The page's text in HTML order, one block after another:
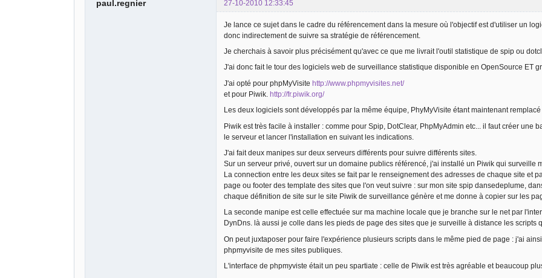
paul.regnier 27-10-2010 12:33:45
Je lance ce sujet dans le cadre du référencement dans la mesure où l'objectif est d'utiliser un
donc indirectement de suivre sa stratégie de référencement.
Je cherchais à savoir plus précisément qu'avec ce que me livrait l'outil statistique de spip ou
J'ai donc fait le tour des logiciels web de surveillance statistique disponible en OpenSource ET
J'ai opté pour phpMyVisite http://www.phpmyvisites.net/
et pour Piwik. http://fr.piwik.org/
Les deux logiciels sont développés par la même équipe, PhyMyVisite étant maintenant
Piwik est très facile à installer : comme pour Spip, DotClear, PhpMyAdmin etc... il faut créer une
le serveur et lancer l'installation en suivant les indications.
J'ai fait deux manipes sur deux serveurs différents pour suivre différents sites.
Sur un serveur privé, ouvert sur un domaine publics référencé, j'ai installé un Piwik qui surveille
La connection entre les deux sites se fait par le renseignement des adresses de chaque site et
page ou footer des template des sites que l'on veut suivre : sur mon site spip dansedeplume,
chaque définition de site sur le site Piwik de surveillance génère et me donne à copier sur les
La seconde manipe est celle effectuée sur ma machine locale que je branche sur le net par
DynDns. là aussi je colle dans les pieds de page des sites que je surveille à distance les
On peut juxtaposer pour faire l'expérience plusieurs scripts dans le même pied de page : j'ai
phpmyvisite de mes sites publiques.
L'interface de phpmyviste était un peu spartiate : celle de Piwik est très agréable et beaucoup